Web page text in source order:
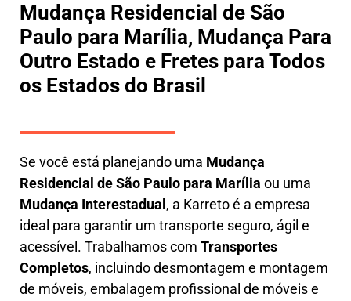
Mudança Residencial de São
Paulo para Marília, Mudança Para
Outro Estado e Fretes para Todos
os Estados do Brasil
Se você está planejando uma Mudança
Residencial de São Paulo para Marília ou uma
Mudança Interestadual , a Karretoé a empresa
ideal para garantir um transporte seguro, ágil e
acessível. Trabalhamos com Transportes
Completos, incluindodesmontagem e montagem
de móveis, embalagem profissional de móveis e